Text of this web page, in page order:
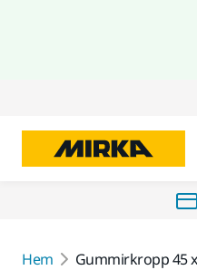
Hem Gummirkropp 45